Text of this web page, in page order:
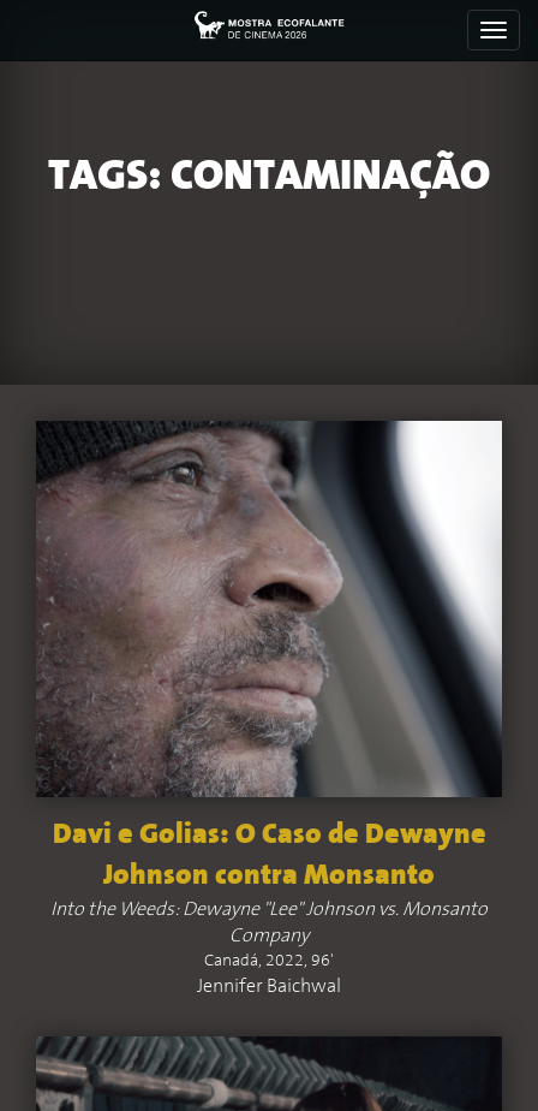
TAGS: CONTAMINAÇÃO
Davi e Golias: O Caso de Dewayne
Johnson contra Monsanto
Into the Weeds: Dewayne "Lee" Johnson vs. Monsanto
Company
Canadá, 2022, 96'
Jennifer Baichwal